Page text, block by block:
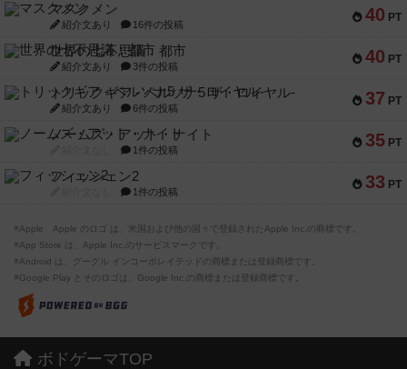
40 PT
マスクメン
紹介文あり 16件の投稿
40 PT
世界の七不思議：都市
紹介文あり 3件の投稿
37 PT
トリックギア - ペルソナ5 ザ・ロイヤル-
紹介文あり 6件の投稿
35 PT
ノームズ・アット・ナイト
1件の投稿
33 PT
フィッシェン2
1件の投稿
※Apple、Apple のロゴ は、米国および他の国々で登録されたApple Inc.の商標です。
※App Store は、Apple Inc.のサービスマークです。
※Android は、グーグル インコーポレイテッドの商標または登録商標です。
※Google Play とそのロゴは、Google Inc.の商標または登録商標です。
ボドゲーマTOP